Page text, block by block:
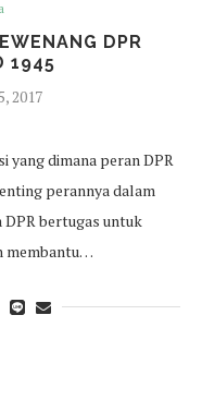
DPR
1945
2017
yang dimana peran DPR
perannya dalam
DPR bertugas untuk
membantu…